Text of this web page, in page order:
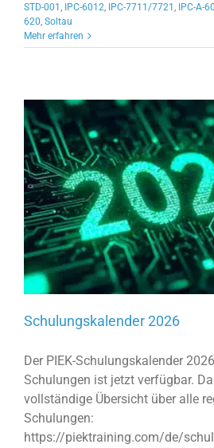
STD-001 IPC-6012 IPC-7711/7721 IPC-A-
620 Soltau
Mehr erfahren
Schulungskalender 2026
Der PIEK-Schulungskalender
Schulungen ist jetzt verfügbar.
vollständige Übersicht über alle
Schulungen:
https://piektraining.com/de/